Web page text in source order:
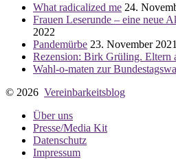
What radicalized me 24.
Frauen Leserunde – eine neue
2022
Pandemürbe 23. November 2021
Rezension: Birk Grüling. Eltern
Wahl-o-maten zur
© 2026 Vereinbarkeitsblog
Über uns
Presse/Media Kit
Datenschutz
Impressum